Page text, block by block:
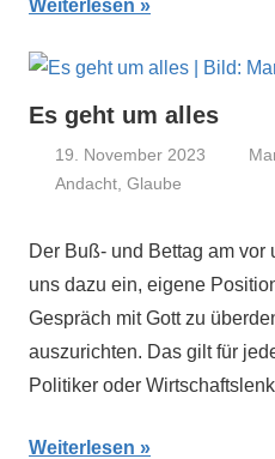
Weiterlesen
Es geht um alles
19. November 2023
Andacht ,Glaube
Der Buß- und Bettag am
uns dazu ein, eigene
Gespräch mit Gott zu
auszurichten. Das gilt für
Politiker oder
Weiterlesen